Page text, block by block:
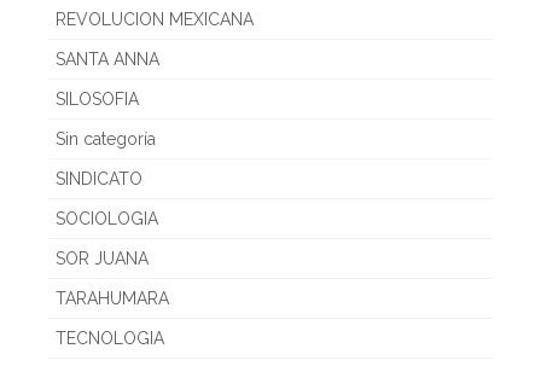
REVOLUCION MEXICANA
SANTA ANNA
SILOSOFIA
Sin categoría
SINDICATO
SOCIOLOGIA
SOR JUANA
TARAHUMARA
TECNOLOGIA